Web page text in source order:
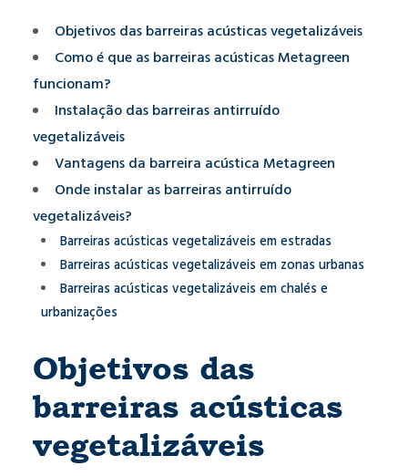
Objetivos das barreiras acústicas vegetalizáveis
Como é que as barreiras acústicas Metagreen
funcionam?
Instalação das barreiras antirruído
vegetalizáveis
Vantagens da barreira acústica Metagreen
Onde instalar as barreiras antirruído
vegetalizáveis?
Barreiras acústicas vegetalizáveis em estradas
Barreiras acústicas vegetalizáveis em zonas urbanas
Barreiras acústicas vegetalizáveis em chalés e
urbanizações
Objetivos das
barreiras acústicas
vegetalizáveis